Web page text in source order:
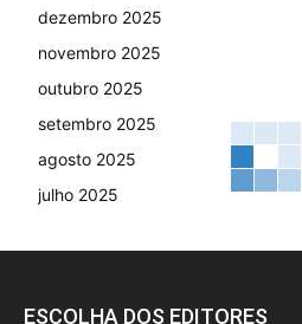
dezembro 2025
novembro 2025
outubro 2025
setembro 2025
agosto 2025
julho 2025
ESCOLHA DOS EDITORES